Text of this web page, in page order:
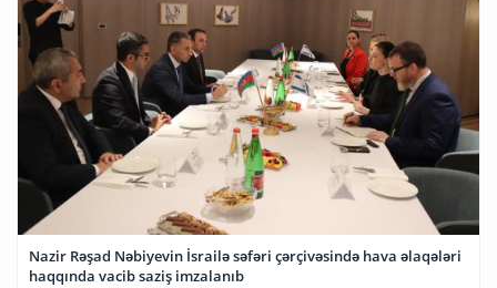
Nazir Rəşad Nəbiyevin İsrailə səfəri çərçivəsində hava əlaqələri
haqqında vacib saziş imzalanıb